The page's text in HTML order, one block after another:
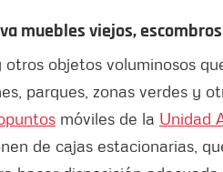
muebles viejos,
objetos voluminosos
parques, zonas verdes y
móviles de la Unidad
de cajas estacionarias,